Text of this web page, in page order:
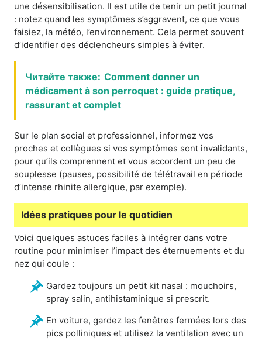
une désensibilisation. Il est utile de tenir un petit journal
: notez quand les symptômes s’aggravent, ce que vous
faisiez, la météo, l’environnement. Cela permet souvent
d’identifier des déclencheurs simples à éviter.
Читайте также: Comment donner un
médicament à son perroquet : guide pratique,
rassurant et complet
Sur le plan social et professionnel, informez vos
proches et collègues si vos symptômes sont invalidants,
pour qu’ils comprennent et vous accordent un peu de
souplesse (pauses, possibilité de télétravail en période
d’intense rhinite allergique, par exemple).
Idées pratiques pour le quotidien
Voici quelques astuces faciles à intégrer dans votre
routine pour minimiser l’impact des éternuements et du
nez qui coule :
Gardez toujours un petit kit nasal : mouchoirs,
spray salin, antihistaminique si prescrit.
En voiture, gardez les fenêtres fermées lors des
pics polliniques et utilisez la ventilation avec un